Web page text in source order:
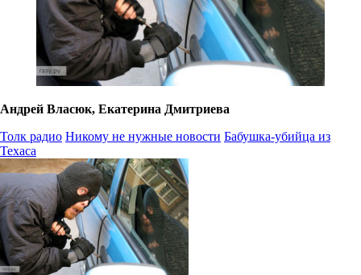
Андрей Власюк, Екатерина Дмитриева
Толк радио Никому не нужные новости Бабушка-убийца из
Техаса